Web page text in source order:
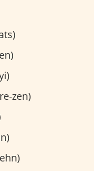
zen)